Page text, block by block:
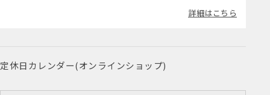
詳細はこちら
定休日カレンダー(オンラインショップ)